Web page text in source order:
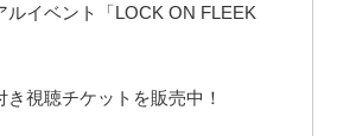
ルイベント「LOCK ON FLEEK
視聴チケットを販売中！